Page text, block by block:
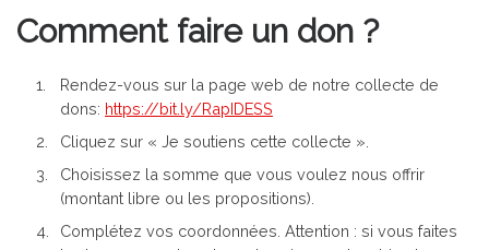
Comment faire un don ?
Rendez-vous sur la page web de notre collecte de
dons: https://bit.ly/RapIDESS
Cliquez sur « Je soutiens cette collecte ».
Choisissez la somme que vous voulez nous offrir
(montant libre ou les propositions).
Complétez vos coordonnées. Attention : si vous faites